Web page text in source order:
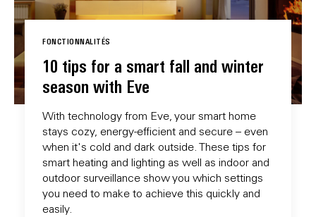
FONCTIONNALITÉS
10 tips for a smart fall and winter
season with Eve
With technology from Eve, your smart home
stays cozy, energy-efficient and secure – even
when it's cold and dark outside. These tips for
smart heating and lighting as well as indoor and
outdoor surveillance show you which settings
you need to make to achieve this quickly and
easily.